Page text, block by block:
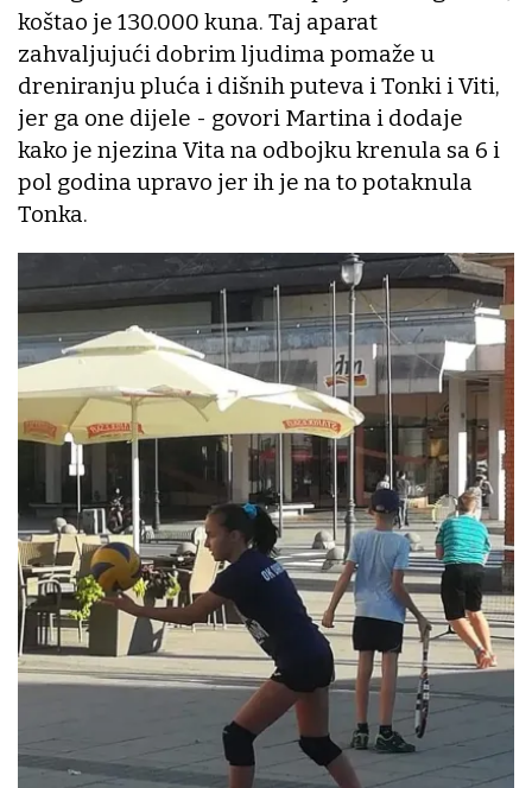
koštao je 130.000 kuna. Taj aparat
zahvaljujući dobrim ljudima pomaže u
dreniranju pluća i dišnih puteva i Tonki i Viti,
jer ga one dijele - govori Martina i dodaje
kako je njezina Vita na odbojku krenula sa 6 i
pol godina upravo jer ih je na to potaknula
Tonka.